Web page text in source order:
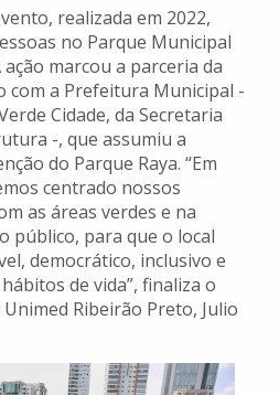
realizada em 2022,
no Parque Municipal
ação marcou a parceria da
com a Prefeitura Municipal -
Cidade, da Secretaria
-, que assumiu a
do Parque Raya. “Em
centrado nossos
as áreas verdes e na
público, para que o local
democrático, inclusivo e
de vida”, finaliza o
Ribeirão Preto, Julio